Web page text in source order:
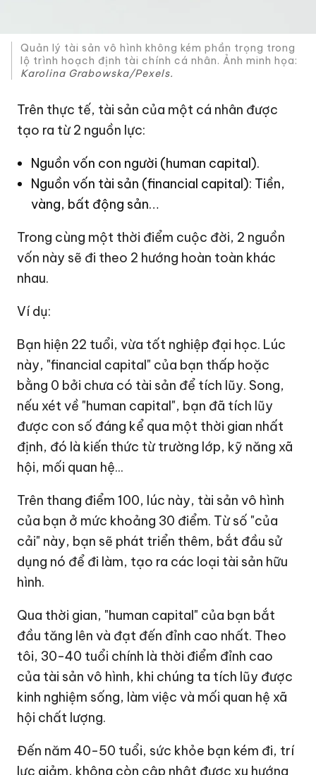
Quản lý tài sản vô hình không kém phần trọng trong
lộ trình hoạch định tài chính cá nhân. Ảnh minh họa:
Karolina Grabowska/Pexels.
Trên thực tế, tài sản của một cá nhân được
tạo ra từ 2 nguồn lực:
Nguồn vốn con người (human capital).
Nguồn vốn tài sản (financial capital): Tiền,
vàng, bất động sản…
Trong cùng một thời điểm cuộc đời, 2 nguồn
vốn này sẽ đi theo 2 hướng hoàn toàn khác
nhau.
Ví dụ:
Bạn hiện 22 tuổi, vừa tốt nghiệp đại học. Lúc
này, "financial capital" của bạn thấp hoặc
bằng 0 bởi chưa có tài sản để tích lũy. Song,
nếu xét về "human capital", bạn đã tích lũy
được con số đáng kể qua một thời gian nhất
định, đó là kiến thức từ trường lớp, kỹ năng xã
hội, mối quan hệ...
Trên thang điểm 100, lúc này, tài sản vô hình
của bạn ở mức khoảng 30 điểm. Từ số "của
cải" này, bạn sẽ phát triển thêm, bắt đầu sử
dụng nó để đi làm, tạo ra các loại tài sản hữu
hình.
Qua thời gian, "human capital" của bạn bắt
đầu tăng lên và đạt đến đỉnh cao nhất. Theo
tôi, 30-40 tuổi chính là thời điểm đỉnh cao
của tài sản vô hình, khi chúng ta tích lũy được
kinh nghiệm sống, làm việc và mối quan hệ xã
hội chất lượng.
Đến năm 40-50 tuổi, sức khỏe bạn kém đi, trí
lực giảm, không còn cập nhật được xu hướng